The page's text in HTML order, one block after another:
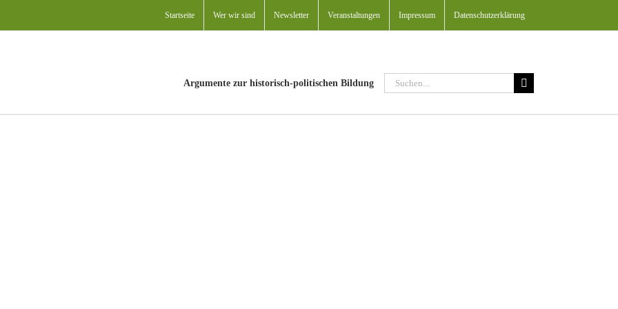
Startseite Wer wir sind Newsletter Veranstaltungen Impressum Datenschutzerklärung
Argumente zur historisch-politischen Bildung
Suche
nach: